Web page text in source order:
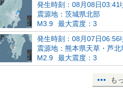
発生時刻：08月08日03:41
震源地：茨城県北部
M3.9
最大震度：3
発生時刻：08月07日06:56
震源地：熊本県天草・芦北
M2.9
最大震度：3
も